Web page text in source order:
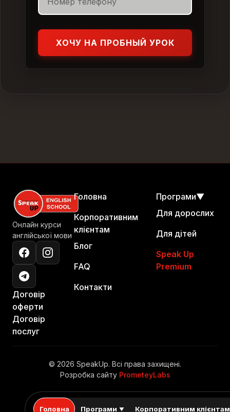
ХОЧУ НА ПРОБНЫЙ УРОК
Онлайн курси
англійської мови
Договір
оферти
Договір
послуг
Головна
Корпоративним
клієнтам
Блог
FAQ
Контакти
Програми▼
Для дорослих
Для дітей
Speak Up
Premium
© 2026 SpeakUp. Всі права захищені.
Розробка сайту PrometeyLabs
Головна Програми ▼ Корпоративним клієнтам